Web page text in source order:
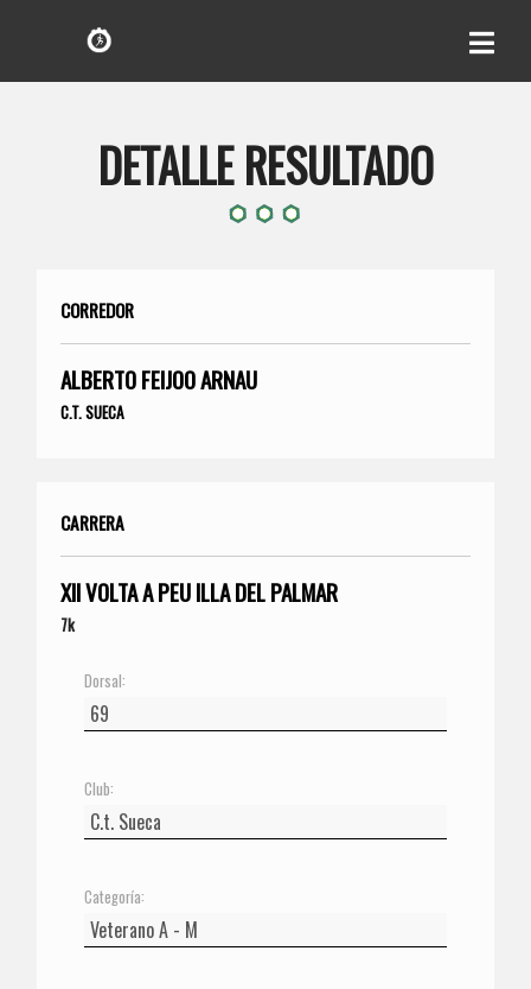
DETALLE RESULTADO
CORREDOR
ALBERTO FEIJOO ARNAU
C.T. SUECA
CARRERA
XII VOLTA A PEU ILLA DEL PALMAR
7k
Dorsal:
Club:
Categoría: